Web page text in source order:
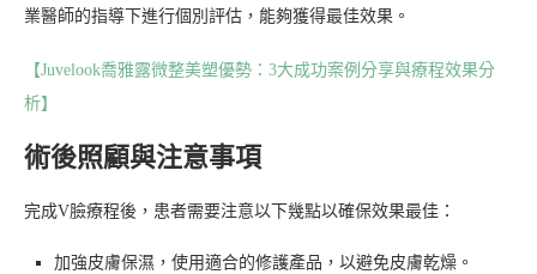
業醫師的指導下進行個別評估，能夠獲得最佳效果。
【Juvelook喬雅露微整美塑優勢：3大成功案例分享與療程效果分
析】
術後照顧與注意事項
完成V臉療程後，患者需要注意以下幾點以確保效果最佳：
加強皮膚保濕，使用適合的修護產品，以避免皮膚乾燥。